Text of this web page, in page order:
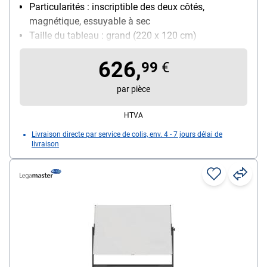
Particularités : inscriptible des deux côtés,
magnétique, essuyable à sec
Taille du tableau : grand (220 x 120 cm)
Utilisation : utilisation fréquente
626,99 €
par pièce
HTVA
Livraison directe par service de colis, env. 4 - 7 jours délai de
livraison